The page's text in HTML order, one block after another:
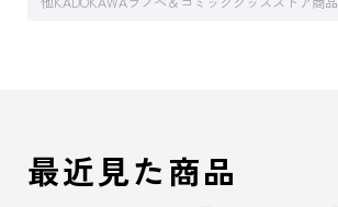
最近見た商品